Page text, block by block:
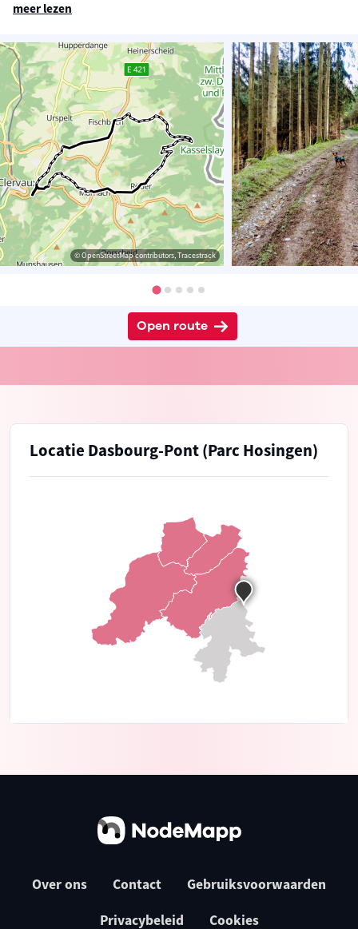
meer lezen
© OpenStreetMap contributors, Tracestrack
Open route
Locatie Dasbourg-Pont (Parc Hosingen)
Over ons Contact Gebruiksvoorwaarden
Privacybeleid Cookies